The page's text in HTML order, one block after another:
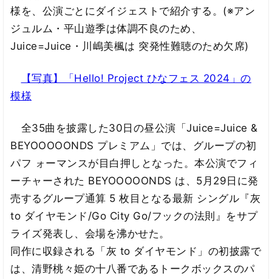
様を、公演ごとにダイジェストで紹介する。(※アン
ジュルム・平山遊季は体調不良のため、
Juice=Juice・川嶋美楓は 突発性難聴のため欠席)
【写真】「Hello! Project ひなフェス 2024」の
模様
全35曲を披露した30日の昼公演「Juice=Juice &
BEYOOOOONDS プレミアム」では、グループの初
パフ ォーマンスが目白押しとなった。本公演でフィ
ーチャーされた BEYOOOOONDS は、5月29日に発
売するグループ通算 5 枚目となる最新 シングル『灰
to ダイヤモンド/Go City Go/フックの法則』をサプ
ライズ発表し、会場を沸かせた。
同作に収録される「灰 to ダイヤモンド」の初披露で
は、清野桃々姫の十八番であるトークボックスのパ